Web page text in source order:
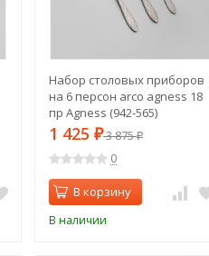
Набор столовых приборов
на 6 персон arco agness 18
пр Agness (942-565)
1 425₽3 875₽
0
В корзину
В наличии